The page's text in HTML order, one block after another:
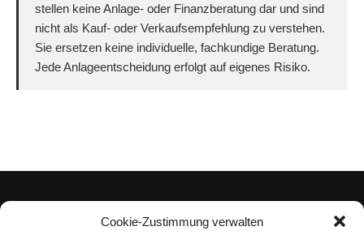
Cookie-Zustimmung verwalten
stellen keine Anlage- oder Finanzberatung dar und sind
nicht als Kauf- oder Verkaufsempfehlung zu verstehen.
Sie ersetzen keine individuelle, fachkundige Beratung.
Jede Anlageentscheidung erfolgt auf eigenes Risiko.